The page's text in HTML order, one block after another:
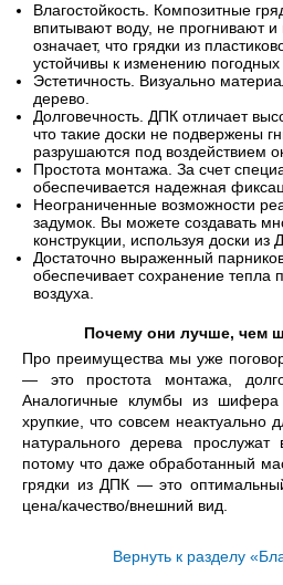
Влагостойкость. Композитные
впитывают воду, не прогнивают
означает, что грядки из
устойчивы к изменению погодных
Эстетичность. Визуально
дерево.
Долговечность. ДПК отличает
что такие доски не подвержены
разрушаются под воздействием
Простота монтажа. За счет
обеспечивается надежная
Неограниченные возможности
задумок. Вы можете создавать
конструкции, используя доски из
Достаточно выраженный
обеспечивает сохранение тепла
воздуха.
Почему они лучше, чем
Про преимущества мы уже
— это простота монтажа,
Аналогичные клумбы из
хрупкие, что совсем неактуально
натурального дерева прослужат
потому что даже обработанный
грядки из ДПК — это
цена/качество/внешний вид.
Вернуть к разделу